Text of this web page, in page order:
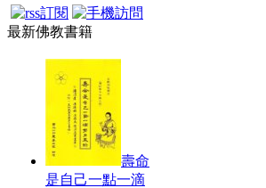
最新佛教書籍
壽命
是自己一點一滴